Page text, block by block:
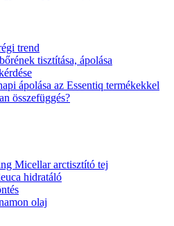
trend
tisztítása, ápolása
ápolása az Essentiq termékekkel
összefüggés?
Micellar arctisztító tej
hidratáló
olaj